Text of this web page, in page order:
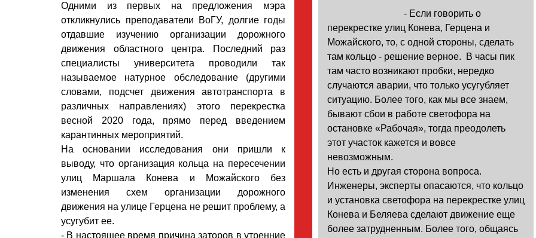
- Если говорить о
перекрестке улиц Конева, Герцена и
Можайского, то, с одной стороны, сделать
там кольцо - решение верное. В часы пик
там часто возникают пробки, нередко
случаются аварии, что только усугубляет
ситуацию. Более того, как мы все знаем,
бывают сбои в работе светофора на
остановке «Рабочая», тогда преодолеть
этот участок кажется и вовсе
невозможным.
Но есть и другая сторона вопроса.
Инженеры, эксперты опасаются, что кольцо
и установка светофора на перекрестке улиц
Конева и Беляева сделают движение еще
более затрудненным. Более того, общаясь
Одними из первых на предложения мэра
откликнулись преподаватели ВоГУ, долгие годы
отдавшие изучению организации дорожного
движения областного центра. Последний раз
специалисты университета проводили так
называемое натурное обследование (другими
словами, подсчет движения автотранспорта в
различных направлениях) этого перекрестка
весной 2020 года, прямо перед введением
карантинных мероприятий.
На основании исследования они пришли к
выводу, что организация кольца на пересечении
улиц Маршала Конева и Можайского без
изменения схем организации дорожного
движения на улице Герцена не решит проблему, а
усугубит ее.
- В настоящее время причина заторов в утренние